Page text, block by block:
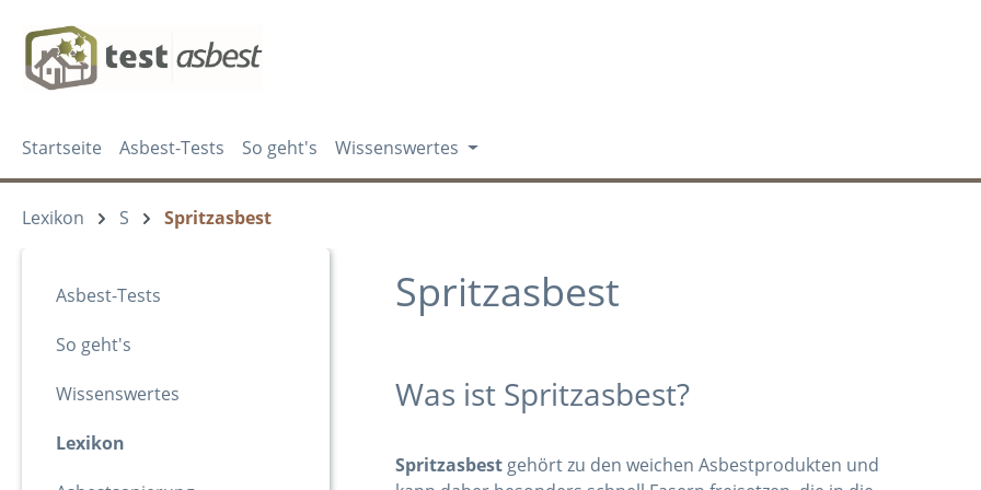
Hauptinhalt springen
Zur Suche springen
Zur Hauptnavigation springen
Startseite Asbest-Tests So geht's Wissenswertes
Lexikon S Spritzasbest
Asbest-Tests
So geht's
Wissenswertes
Lexikon
Spritzasbest
Was ist Spritzasbest?
Spritzasbestgehört zu den weichen Asbestprodukten und